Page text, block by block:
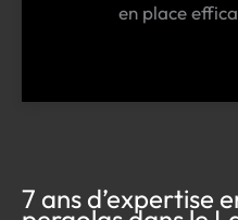
en place
7 ans d’expertise